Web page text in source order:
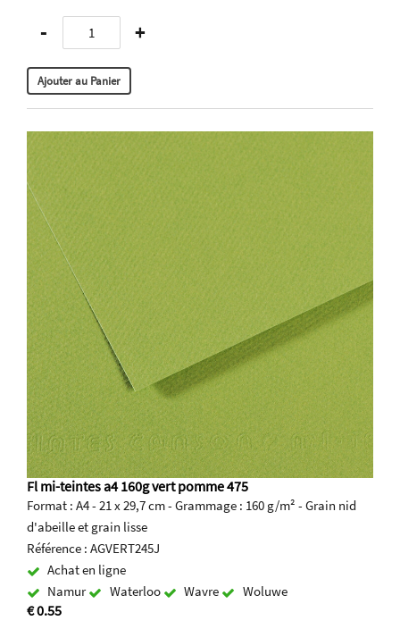
- +
Fl mi-teintes a4 160g vert pomme 475
Format : A4 - 21 x 29,7 cm - Grammage : 160 g/m² - Grain nid
d'abeille et grain lisse
Référence : AGVERT245J
Achat en ligne
Namur
Waterloo Wavre Woluwe
€ 0.55